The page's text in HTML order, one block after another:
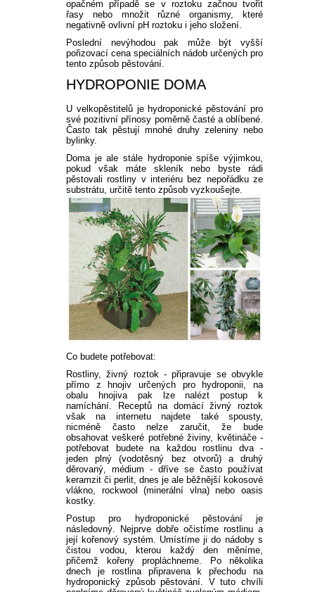
opačném případě se v roztoku začnou tvořit
řasy nebo množit různé organismy, které
negativně ovlivní pH roztoku i jeho složení.
Poslední nevýhodou pak může být vyšší
pořizovací cena speciálních nádob určených pro
tento způsob pěstování.
HYDROPONIE DOMA
U velkopěstitelů je hydroponické pěstování pro
své pozitivní přínosy poměrně časté a oblíbené.
Často tak pěstují mnohé druhy zeleniny nebo
bylinky.
Doma je ale stále hydroponie spíše výjimkou,
pokud však máte skleník nebo byste rádi
pěstovali rostliny v interiéru bez nepořádku ze
substrátu, určitě tento způsob vyzkoušejte.
Co budete potřebovat:
Rostliny,živný roztok - připravuje se obvykle
přímo z hnojiv určených pro hydroponii, na
obalu hnojiva pak lze nalézt postup k
namíchání. Receptů na domácí živný roztok
však na internetu najdete také spousty,
nicméně často nelze zaručit, že bude
obsahovat veškeré potřebné živiny, květináče -
potřebovat budete na každou rostlinu dva -
jeden plný (vodotěsný bez otvorů) a druhý
děrovaný, médium - dříve se často používat
keramzit či perlit, dnes je ale běžnější kokosové
vlákno, rockwool (minerální vlna) nebo oasis
kostky.
Postup pro hydroponické pěstování je
následovný. Nejprve dobře očistíme rostlinu a
její kořenový systém. Umístíme ji do nádoby s
čistou vodou, kterou každý den měníme,
přičemž kořeny propláchneme. Po několika
dnech je rostlina připravena k přechodu na
hydroponický způsob pěstování. V tuto chvíli